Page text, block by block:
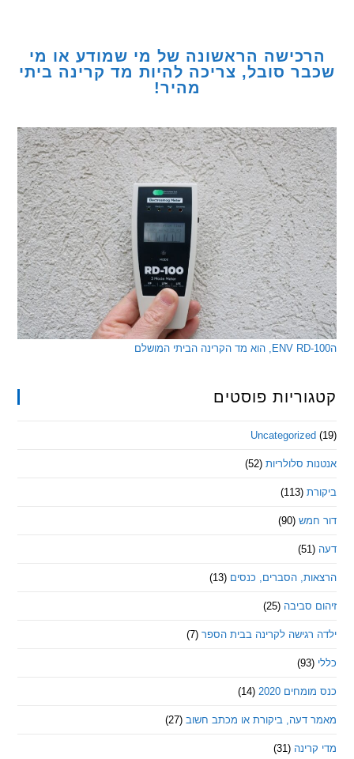
הראשונה של מי שמודע או מי
סובל, צריכה להיות מד קרינה ביתי
מהיר!
פוסטים
סלולריות (52)
(90)
הסברים, כנסים (13)
סביבה (25)
לקרינה בבית הספר (7)
2020
(14)
ביקורת או מכתב חשוב (27)
(31)